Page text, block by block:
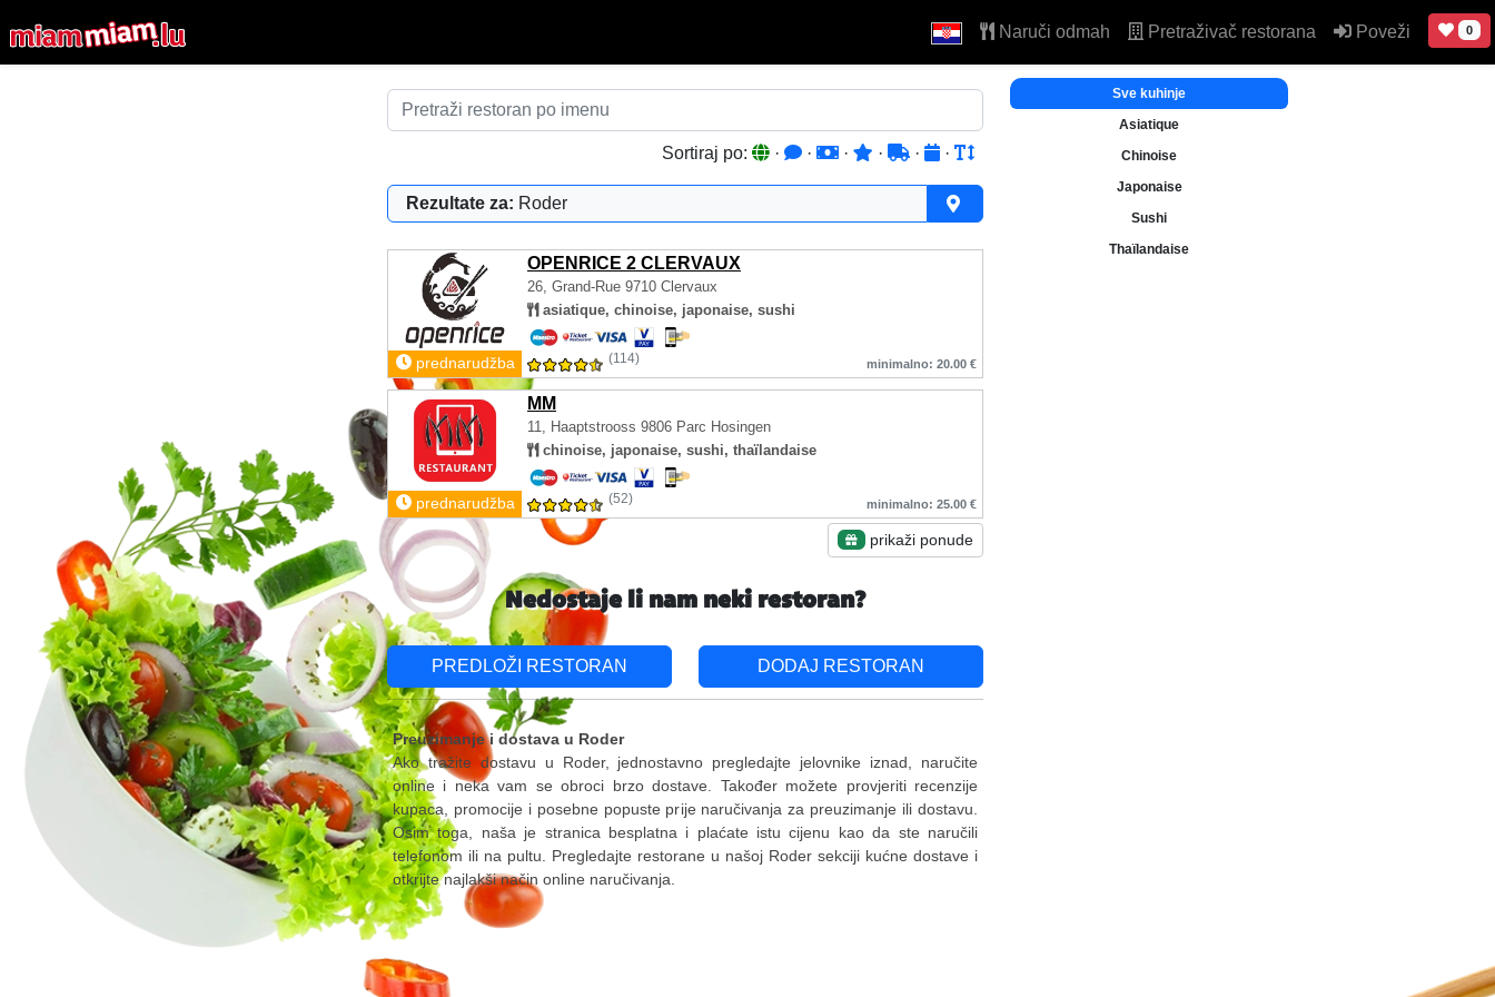
Naruči odmah Pretraživač restorana Poveži 0
Sortiraj po: · · · · · ·
Rezultate za: Roder
OPENRICE 2 CLERVAUX
26, Grand-Rue 9710 Clervaux
asiatique, chinoise, japonaise, sushi
prednarudžba (114) minimalno: 20.00 €
MM
11, Haaptstrooss 9806 Parc Hosingen
chinoise, japonaise, sushi, thaïlandaise
prednarudžba (52) minimalno: 25.00 €
prikaži ponude
Sve kuhinje
Asiatique
Chinoise
Japonaise
Sushi
Thaïlandaise
Nedostaje li nam neki restoran?
PREDLOŽI RESTORAN DODAJ RESTORAN
Preuzimanje i dostava u Roder
Ako tražite dostavu u Roder, jednostavno pregledajte jelovnike iznad, naručite
online i neka vam se obroci brzo dostave. Također možete provjeriti recenzije
kupaca, promocije i posebne popuste prije naručivanja za preuzimanje ili dostavu.
Osim toga, naša je stranica besplatna i plaćate istu cijenu kao da ste naručili
telefonom ili na pultu. Pregledajte restorane u našoj Roder sekciji kućne dostave i
otkrijte najlakši način online naručivanja.